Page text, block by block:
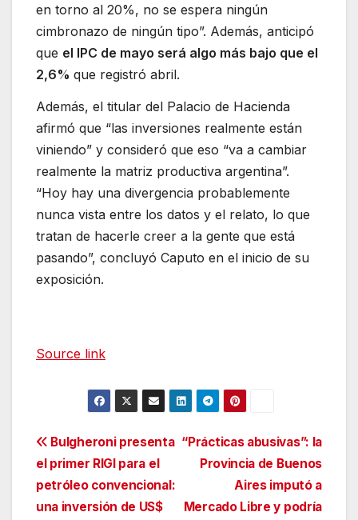
en torno al 20%, no se espera ningún
cimbronazo de ningún tipo”. Además, anticipó
que el IPC de mayo será algo más bajo que el
2,6% que registró abril.
Además, el titular del Palacio de Hacienda
afirmó que “las inversiones realmente están
viniendo” y consideró que eso “va a cambiar
realmente la matriz productiva argentina”.
“Hoy hay una divergencia probablemente
nunca vista entre los datos y el relato, lo que
tratan de hacerle creer a la gente que está
pasando”, concluyó Caputo en el inicio de su
exposición.
Source link
Navegación
de
entradas
“Prácticas abusivas”: la
Provincia de Buenos
Aires imputó a
Mercado Libre y podría
Bulgheroni presenta
el primer RIGI para el
petróleo convencional:
una inversión de US$